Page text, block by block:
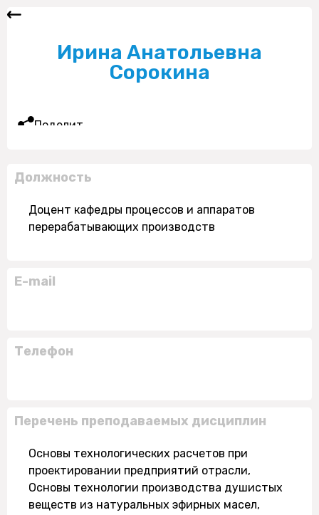
Ирина Анатольевна
Сорокина
Поделиться
Должность
Доцент кафедры процессов и аппаратов
перерабатывающих производств
E-mail
Телефон
Перечень преподаваемых дисциплин
Основы технологических расчетов при
проектировании предприятий отрасли,
Основы технологии производства душистых
веществ из натуральных эфирных масел,